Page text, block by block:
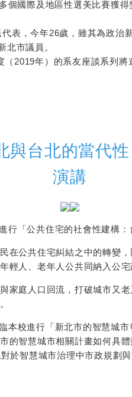
個國際及地區性選美比賽獲
表，今年26歲，雖其為政治
北市議員。
2019年）的系友座談系列
與台北的當代
演講
行 「公共住宅的社會性建構
在公共住宅糾結之中的轉變
輕人、老年人公共同納入公宅
家庭人口回流，打破城市又
本校進行 「新北市的智慧城市
的智慧城市相關計畫如何具
於智慧城市治理中市政規劃